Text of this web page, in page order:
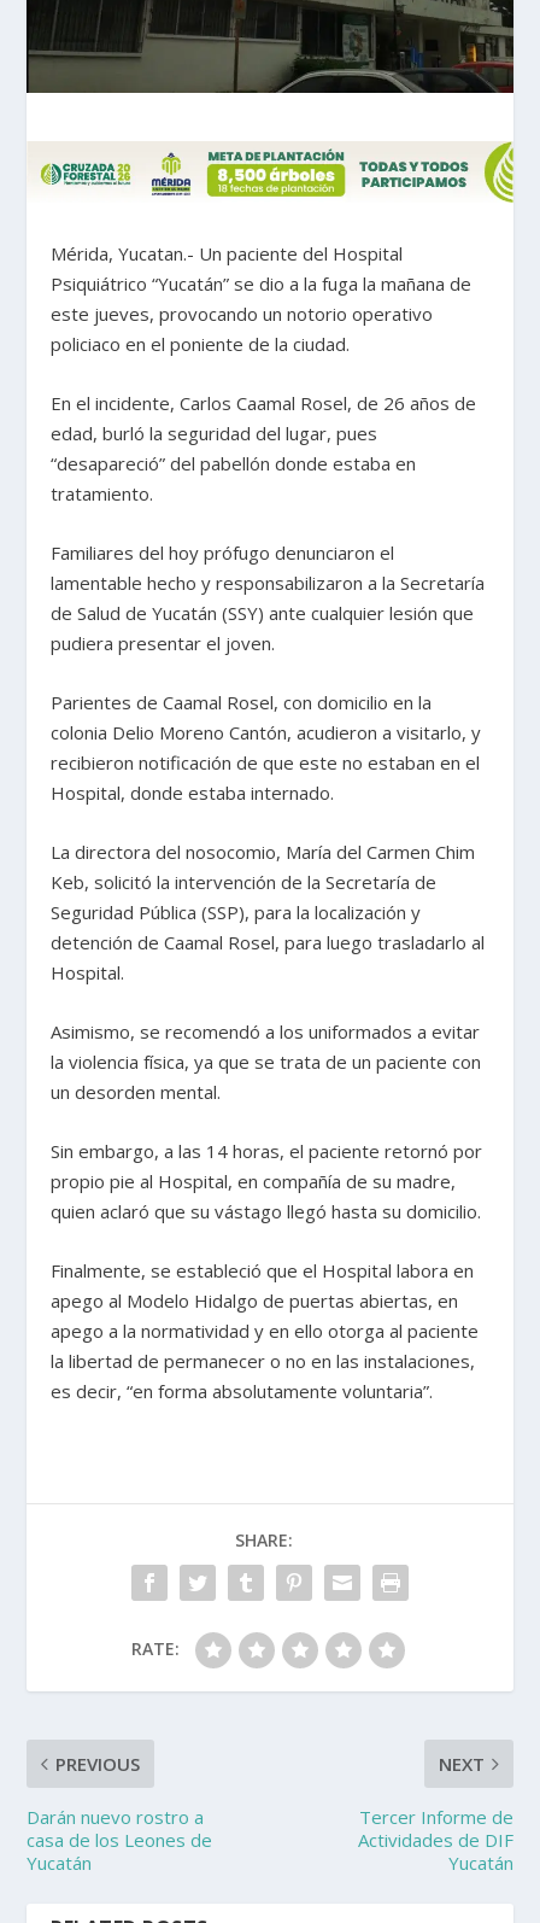
Mérida, Yucatan.- Un paciente del Hospital
Psiquiátrico “Yucatán” se dio a la fuga la mañana de
este jueves, provocando un notorio operativo
policiaco en el poniente de la ciudad.
En el incidente, Carlos Caamal Rosel, de 26 años de
edad, burló la seguridad del lugar, pues
“desapareció” del pabellón donde estaba en
tratamiento.
Familiares del hoy prófugo denunciaron el
lamentable hecho y responsabilizaron a la Secretaría
de Salud de Yucatán (SSY) ante cualquier lesión que
pudiera presentar el joven.
Parientes de Caamal Rosel, con domicilio en la
colonia Delio Moreno Cantón, acudieron a visitarlo, y
recibieron notificación de que este no estaban en el
Hospital, donde estaba internado.
La directora del nosocomio, María del Carmen Chim
Keb, solicitó la intervención de la Secretaría de
Seguridad Pública (SSP), para la localización y
detención de Caamal Rosel, para luego trasladarlo al
Hospital.
Asimismo, se recomendó a los uniformados a evitar
la violencia física, ya que se trata de un paciente con
un desorden mental.
Sin embargo, a las 14 horas, el paciente retornó por
propio pie al Hospital, en compañía de su madre,
quien aclaró que su vástago llegó hasta su domicilio.
Finalmente, se estableció que el Hospital labora en
apego al Modelo Hidalgo de puertas abiertas, en
apego a la normatividad y en ello otorga al paciente
la libertad de permanecer o no en las instalaciones,
es decir, “en forma absolutamente voluntaria”.
SHARE:
RATE:
PREVIOUS
Darán nuevo rostro a
casa de los Leones de
Yucatán
NEXT
Tercer Informe de
Actividades de DIF
Yucatán